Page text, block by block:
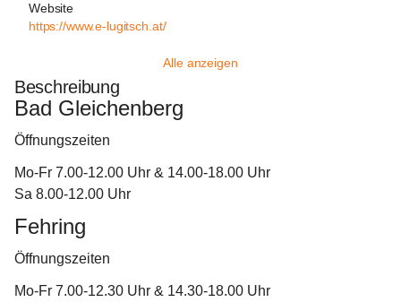
Website
https://www.e-lugitsch.at/
Alle anzeigen
Beschreibung
Bad Gleichenberg
Öffnungszeiten
Mo-Fr 7.00-12.00 Uhr & 14.00-18.00 Uhr
Sa 8.00-12.00 Uhr
Fehring
Öffnungszeiten
Mo-Fr 7.00-12.30 Uhr & 14.30-18.00 Uhr